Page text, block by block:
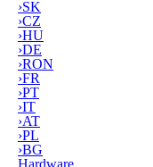
›SK
›CZ
›HU
›DE
›RON
›FR
›PT
›IT
›AT
›PL
›BG
Hardware